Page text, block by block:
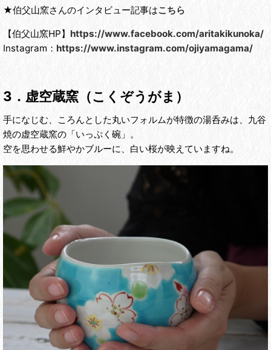
★伯父山窯さんのインタビュー記事はこちら
【伯父山窯HP】 https://www.facebook.com/aritakikunoka/
Instagram： https://www.instagram.com/ojiyamagama/
3．虚空蔵窯（こくぞうがま）
手になじむ、ころんとした丸いフォルムが特徴の湯呑みは、九谷
焼の虚空蔵窯の「いっぷく碗」。
空を思わせる鮮やかブルーに、白い桜が映えていますね。